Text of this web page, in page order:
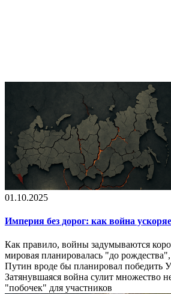
01.10.2025
Империя без дорог: как война
Как правило, войны задумываются
мировая планировалась "до
Путин вроде бы планировал победить
Затянувшаяся война сулит множество
"побочек" для участников